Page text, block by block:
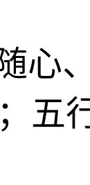
心
五